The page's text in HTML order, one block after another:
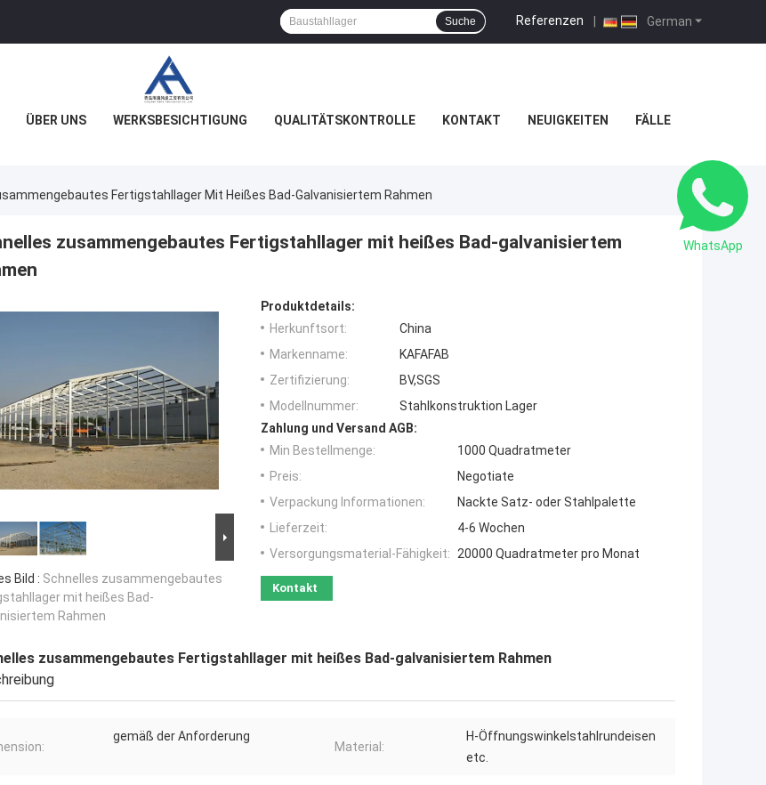
German
Referenzen |
Suche
ÜBER UNS WERKSBESICHTIGUNG QUALITÄTSKONTROLLE KONTAKT NEUIGKEITEN FÄLLE
Fertigstahllager Mit Heißes Bad-Galvanisiertem Rahmen
zusammengebautes Fertigstahllager mit heißes Bad-galvanisiertem
Bild : Schnelles zusammengebautes
mit heißes Bad-
Rahmen
Produktdetails:
Herkunftsort:
China
Markenname:
KAFAFAB
Zertifizierung:
BV,SGS
Modellnummer:
Stahlkonstruktion Lager
Zahlung und Versand AGB:
Min Bestellmenge:
1000 Quadratmeter
Preis:
Negotiate
Verpackung Informationen:
Nackte Satz- oder Stahlpalette
Lieferzeit:
4-6 Wochen
Versorgungsmaterial-Fähigkeit: 20000 Quadratmeter pro Monat
Kontakt
zusammengebautes Fertigstahllager mit heißes Bad-galvanisiertem Rahmen
gemäß der Anforderung
Material:
H-Öffnungswinkelstahlrundeisen
etc.
WhatsApp